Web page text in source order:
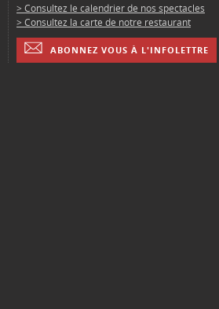
> Consultez le calendrier de nos spectacles
> Consultez la carte de notre restaurant
ABONNEZ VOUS À L'INFOLETTRE